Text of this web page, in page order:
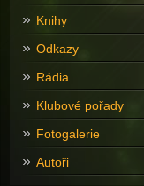
Knihy
Odkazy
Rádia
Klubové pořady
Fotogalerie
Autoři